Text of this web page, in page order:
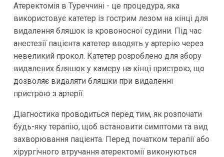
Атеректомія в Туреччині - це процедура, яка
використовує катетер із гострим лезом на кінці для
видалення бляшок із кровоносної судини. Під час
анестезії пацієнта катетер вводять у артерію через
невеликий прокол. Катетер розроблено для збору
видалених бляшок у камеру на кінці пристрою, що
дозволяє видаляти бляшки при видаленні
пристрою з артерії.
Діагностика проводиться перед тим, як розпочати
будь-яку терапію, щоб встановити симптоми та вид
захворювання пацієнта. Перед початком терапії або
хірургічного втручання атеректомії виконуються